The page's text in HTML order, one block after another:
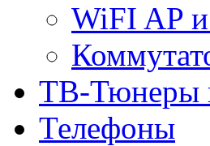
WiFI AP
ТВ-Тюнеры
Телефоны